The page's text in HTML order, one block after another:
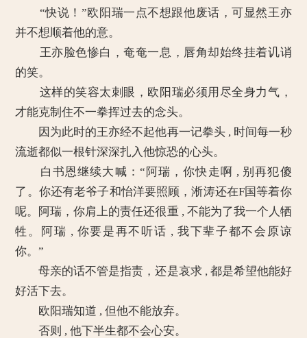
“快说！”欧阳瑞一点不想跟他废话，可显然王亦
并不想顺着他的意。
王亦脸色惨白，奄奄一息，唇角却始终挂着讥诮
的笑。
这样的笑容太刺眼，欧阳瑞必须用尽全身力气，
才能克制住不一拳挥过去的念头。
因为此时的王亦经不起他再一记拳头 , 时间每一秒
流逝都似一根针深深扎入他惊恐的心头。
白书恩继续大喊：“阿瑞，你快走啊 , 别再犯傻
了。你还有老爷子和怡洋要照顾，淅涛还在F国等着你
呢。阿瑞，你肩上的责任还很重 , 不能为了我一个人牺
牲。阿瑞 , 你要是再不听话 , 我下辈子都不会原谅
你。”
母亲的话不管是指责，还是哀求 , 都是希望他能好
好活下去。
欧阳瑞知道 , 但他不能放弃。
否则 , 他下半生都不会心安。